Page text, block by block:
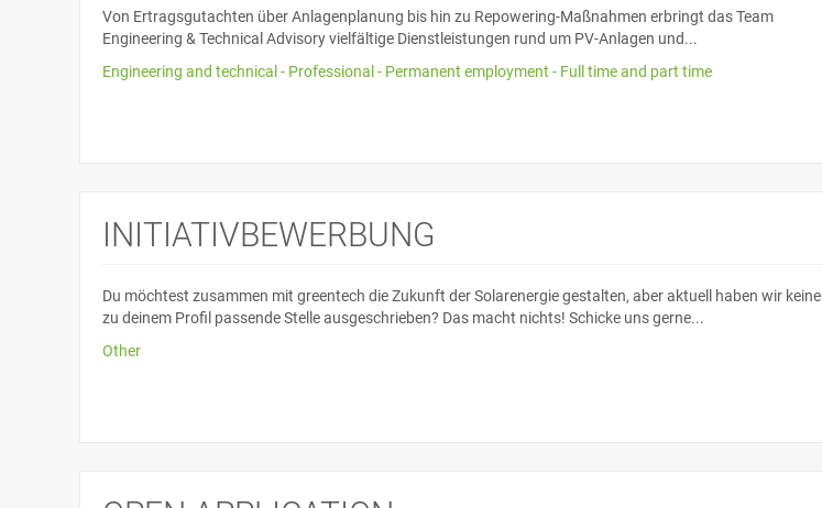
Von Ertragsgutachten über Anlagenplanung bis hin zu Repowering-Maßnahmen erbringt das Team
Engineering & Technical Advisory vielfältige Dienstleistungen rund um PV-Anlagen und...
Engineering and technical - Professional - Permanent employment - Full time and part time
INITIATIVBEWERBUNG
Du möchtest zusammen mit greentech die Zukunft der Solarenergie gestalten, aber aktuell haben wir keine
zu deinem Profil passende Stelle ausgeschrieben? Das macht nichts! Schicke uns gerne...
Other